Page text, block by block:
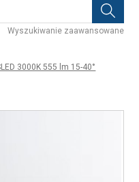
Wyszukiwanie zaawansowane
3000K 555 lm 15-40°